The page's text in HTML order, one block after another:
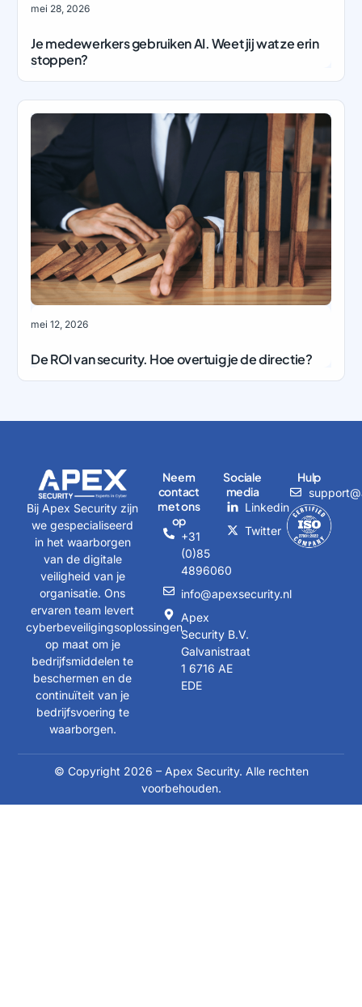
mei 28, 2026
Je medewerkers gebruiken AI. Weet jij wat ze erin
stoppen?
mei 12, 2026
De ROI van security. Hoe overtuig je de directie?
Bij Apex Security zijn
we gespecialiseerd
in het waarborgen
van de digitale
veiligheid van je
organisatie. Ons
ervaren team levert
cyberbeveiligingsoplossingen
op maat om je
bedrijfsmiddelen te
beschermen en de
continuïteit van je
bedrijfsvoering te
waarborgen.
Neem
contact
met ons
op
+31
(0)85
4896060
info@apexsecurity.nl
Apex
Security B.V.
Galvanistraat
1 6716 AE
EDE
Sociale
media
Linkedin
Twitter
Hulp
© Copyright 2026 – Apex Security. Alle rechten
voorbehouden.